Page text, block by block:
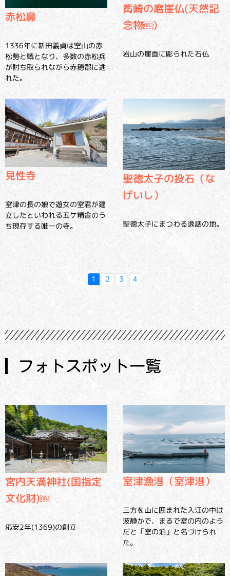
赤松鼻
1336年に新田義貞は室山の赤
松勢と戦となり、多数の赤松兵
が討ち取られながら赤穂郡に逃
れた。
觜崎の磨崖仏(天然記
念物￼)
岩山の崖面に彫られた石仏
見性寺
室津の長の娘で遊女の室君が建
立したといわれる五ケ精舎のう
ち現存する唯一の寺。
聖徳太子の投石（な
げいし）
聖徳太子にまつわる逸話の地。
1 2 3 4
フォトスポット一覧
宮内天満神社(国指定
文化財)￼
応安2年(1369)の創立
室津漁港（室津港）
三方を山に囲まれた入江の中は
波静かで、まるで室の内のよう
だと「室の泊」と名づけられ
た。